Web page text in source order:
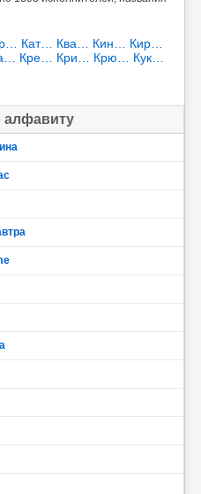
Кат… Ква… Кин…
Кир…
Кре… Кри… Крю…
Кук…
алфавиту